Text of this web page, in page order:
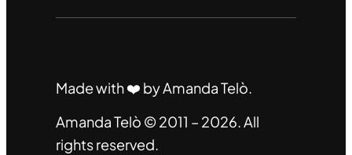
Made with ❤️ by Amanda Telò.
Amanda Telò © 2011 – 2026. All
rights reserved.